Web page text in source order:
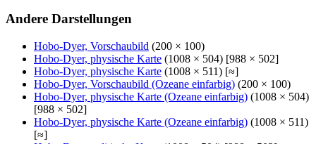
Andere Darstellungen
Hobo-Dyer, Vorschaubild (200 × 100)
Hobo-Dyer, physische Karte (1008 × 504) [988 × 502]
Hobo-Dyer, physische Karte (1008 × 511) [≈]
Hobo-Dyer, Vorschaubild (Ozeane einfarbig) (200 × 100)
Hobo-Dyer, physische Karte (Ozeane einfarbig) (1008 × 504)
[988 × 502]
Hobo-Dyer, physische Karte (Ozeane einfarbig) (1008 × 511)
[≈]